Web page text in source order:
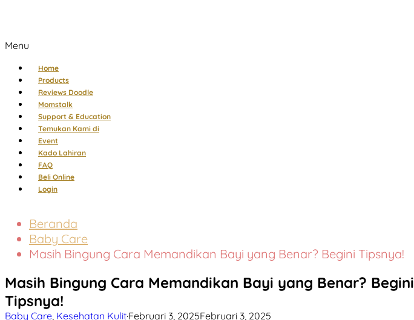
Menu
Home
Products
Reviews Doodle
Momstalk
Support & Education
Temukan Kami di
Event
Kado Lahiran
FAQ
Beli Online
Login
Beranda
Baby Care
Masih Bingung Cara Memandikan Bayi yang Benar? Begini Tipsnya!
Masih Bingung Cara Memandikan Bayi yang Benar? Begini
Tipsnya!
Baby Care, Kesehatan Kulit·Februari 3, 2025Februari 3, 2025